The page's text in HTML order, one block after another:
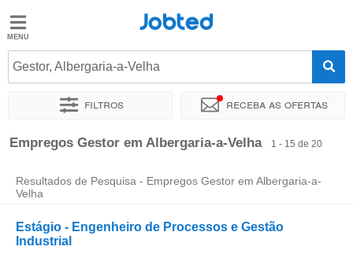
Jobted
Empregos
Salários
Jobted
Gestor, Albergaria-a-Velha
Filtros Receba as ofertas
Ordenar por Localidade exata Empresa
Empregos Gestor em Albergaria-a-Velha 1 - 15 de 20
Resultados de Pesquisa - Empregos Gestor em Albergaria-a-
Velha
Estágio - Engenheiro de Processos e Gestão
Industrial